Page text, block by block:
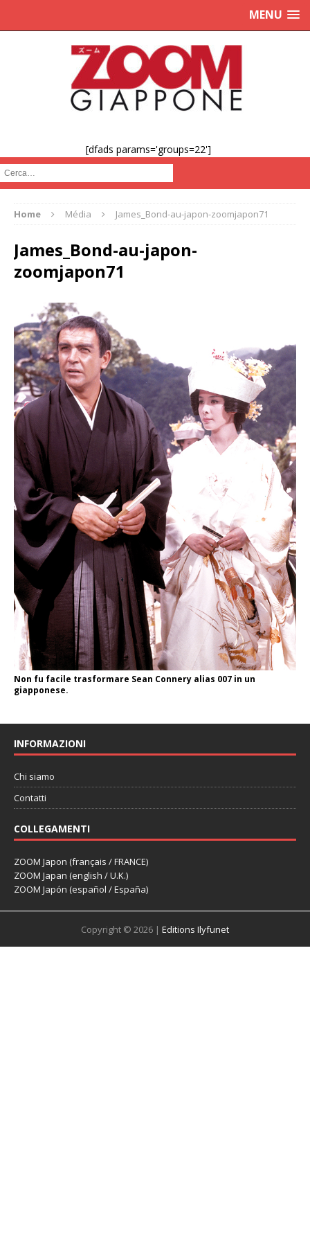
MENU
[dfads params='groups=22']
Cerca :
Home Média James_Bond-au-japon-zoomjapon71
James_Bond-au-japon-
zoomjapon71
Non fu facile trasformare Sean Connery alias 007 in un
giapponese.
INFORMAZIONI
Chi siamo
Contatti
COLLEGAMENTI
ZOOM Japon (français / FRANCE)
ZOOM Japan (english / U.K.)
ZOOM Japón (español / España)
Copyright © 2026 | Editions Ilyfunet